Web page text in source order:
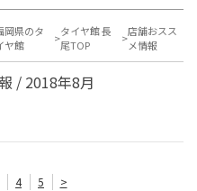
岡県のタ
ヤ館
タイヤ館 長
尾TOP
店舗おスス
メ情報
/ 2018年8月
4 5 >